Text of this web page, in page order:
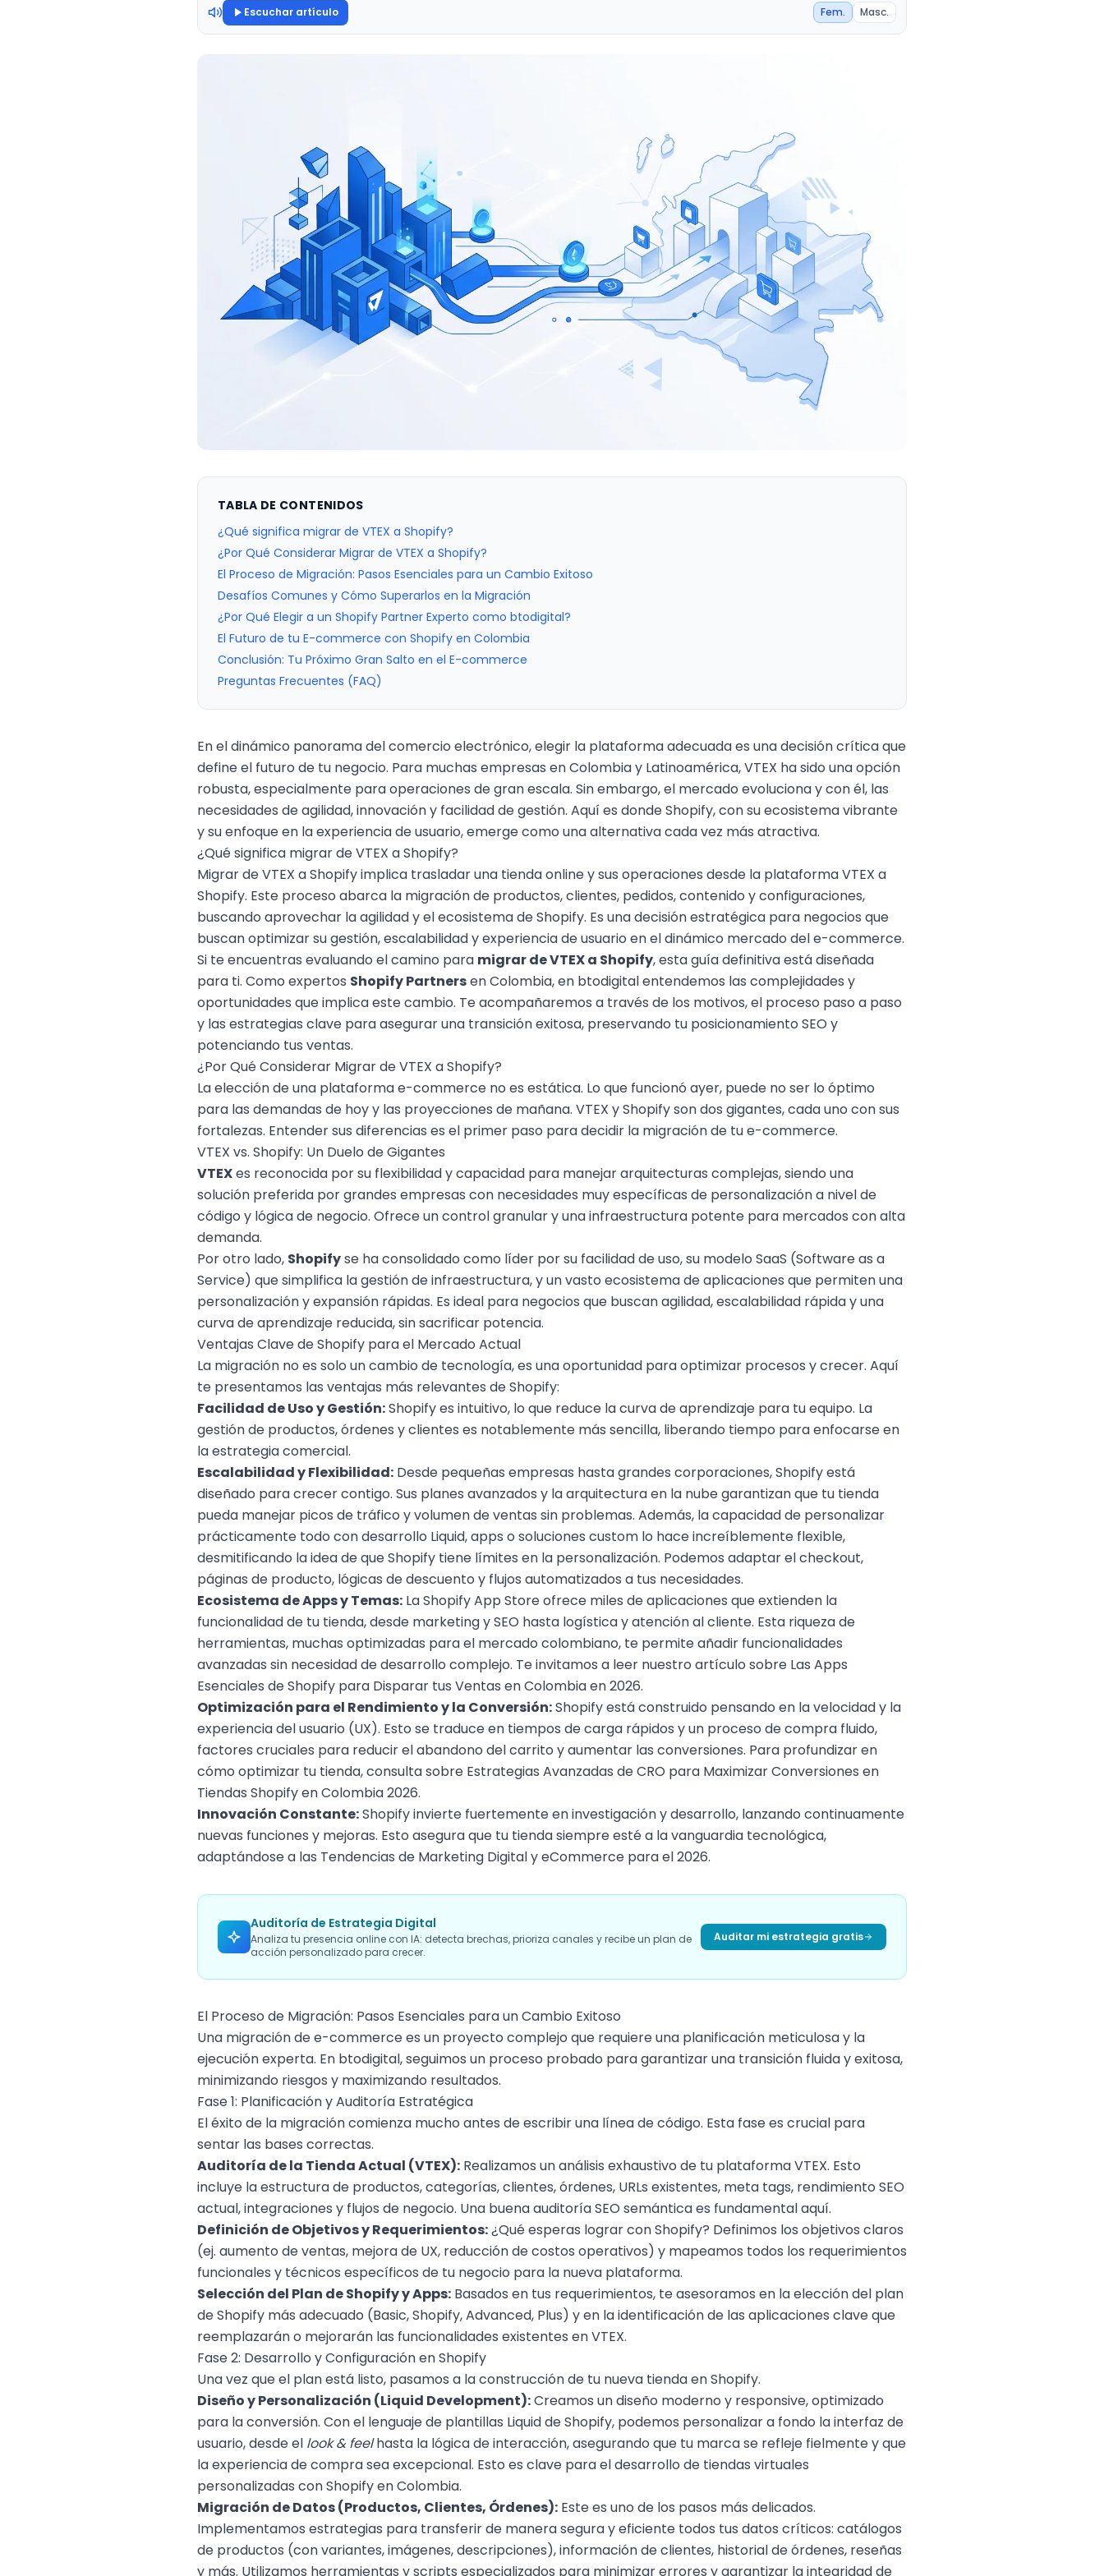
Branding & Diseño de
Atendio · Asistentes IA
Expertos certificados Google & Shopify Partners. Herramientas IA gratuitas
Escuchar artículo Fem. Masc.
TABLA DE CONTENIDOS
¿Qué significa migrar de VTEX a Shopify?
¿Por Qué Considerar Migrar de VTEX a Shopify?
El Proceso de Migración: Pasos Esenciales para un Cambio Exitoso
Desafíos Comunes y Cómo Superarlos en la Migración
¿Por Qué Elegir a un Shopify Partner Experto como btodigital?
El Futuro de tu E-commerce con Shopify en Colombia
Conclusión: Tu Próximo Gran Salto en el E-commerce
Preguntas Frecuentes (FAQ)
En el dinámico panorama delcomercio electrónico, elegir la plataforma adecuada es una decisión crítica que
define el futuro de tu negocio. Para muchas empresas en Colombia y Latinoamérica, VTEX ha sido una opción
robusta, especialmente para operaciones de gran escala. Sin embargo, el mercado evoluciona y con él, las
necesidades de agilidad, innovación y facilidad de gestión. Aquí es donde Shopify, con su ecosistema vibrante
y su enfoque en la experiencia de usuario, emerge como una alternativa cada vez más atractiva.
¿Qué significa migrar de VTEX a Shopify?
Migrar de VTEX a Shopify implica trasladar una tienda online y sus operaciones desde la plataforma VTEX a
Shopify. Este proceso abarca la migración de productos, clientes, pedidos, contenido y configuraciones,
buscando aprovechar la agilidad y el ecosistema de Shopify. Es una decisión estratégica para negocios que
buscan optimizar su gestión, escalabilidad y experiencia de usuario en el dinámico mercado del e-commerce.
Si te encuentras evaluando el camino para migrar de VTEX a Shopify, esta guía definitiva está diseñada
para ti. Como expertos Shopify Partnersen Colombia, en btodigital entendemos las complejidades y
oportunidades que implica este cambio. Te acompañaremos a través de los motivos, el proceso paso a paso
y las estrategias clave para asegurar una transición exitosa, preservando tu posicionamiento SEO y
potenciando tus ventas.
¿Por Qué Considerar Migrar de VTEX a Shopify?
La elección de una plataforma e-commerce no es estática. Lo que funcionó ayer, puede no ser lo óptimo
para las demandas de hoy y las proyecciones de mañana. VTEX y Shopify son dos gigantes, cada uno con sus
fortalezas. Entender sus diferencias es el primer paso para decidir la migración de tu e-commerce.
VTEX vs. Shopify: Un Duelo de Gigantes
VTEXes reconocida por su flexibilidad y capacidad para manejar arquitecturas complejas, siendo una
solución preferida por grandes empresas con necesidades muy específicas de personalización a nivel de
código y lógica de negocio. Ofrece un control granular y una infraestructura potente para mercados con alta
demanda.
Por otro lado, Shopifyse ha consolidado como líder por su facilidad de uso, su modelo SaaS (Software as a
Service) que simplifica la gestión de infraestructura, y un vasto ecosistema de aplicaciones que permiten una
personalización y expansión rápidas. Es ideal para negocios que buscan agilidad, escalabilidad rápida y una
curva de aprendizaje reducida, sin sacrificar potencia.
Ventajas Clave de Shopify para el Mercado Actual
La migración no es solo un cambio de tecnología, es una oportunidad para optimizar procesos y crecer. Aquí
te presentamos las ventajas más relevantes de Shopify:
Facilidad de Uso y Gestión:Shopify es intuitivo, lo que reduce la curva de aprendizaje para tu equipo. La
gestión de productos, órdenes y clientes es notablemente más sencilla, liberando tiempo para enfocarse en
la estrategia comercial.
Escalabilidad y Flexibilidad: Desde pequeñas empresas hasta grandes corporaciones, Shopify está
diseñado para crecer contigo. Sus planes avanzados y la arquitectura en la nube garantizan que tu tienda
pueda manejar picos de tráfico y volumen de ventas sin problemas. Además, la capacidad de personalizar
prácticamente todo con desarrollo Liquid, apps o soluciones custom lo hace increíblemente flexible,
desmitificando la idea de que Shopify tiene límites en la personalización. Podemos adaptar el checkout,
páginas de producto, lógicas de descuento y flujos automatizados a tus necesidades.
Ecosistema de Apps y Temas: La Shopify App Store ofrece miles de aplicaciones que extienden la
funcionalidad de tu tienda, desde marketing y SEO hasta logística y atención al cliente. Esta riqueza de
herramientas, muchas optimizadas para el mercado colombiano, te permite añadir funcionalidades
avanzadas sin necesidad de desarrollo complejo. Te invitamos a leer nuestro artículo sobre Las Apps
Esenciales de Shopify para Disparar tus Ventas en Colombia en 2026.
Optimización para el Rendimiento y la Conversión:Shopify está construido pensando en la velocidad y la
experiencia del usuario (UX). Esto se traduce en tiempos de carga rápidos y un proceso de compra fluido,
factores cruciales para reducir el abandono del carrito y aumentar las conversiones. Para profundizar en
cómo optimizar tu tienda, consulta sobre Estrategias Avanzadas de CRO para Maximizar Conversiones en
Tiendas Shopify en Colombia 2026.
Innovación Constante:Shopify invierte fuertemente en investigación y desarrollo, lanzando continuamente
nuevas funciones y mejoras. Esto asegura que tu tienda siempre esté a la vanguardia tecnológica,
adaptándose a las Tendencias de Marketing Digital y eCommerce para el 2026.
Auditoría de Estrategia Digital
Analiza tu presencia online con IA: detecta brechas, prioriza canales y recibe un plan de
acción personalizado para crecer.
Auditar mi estrategia gratis
El Proceso de Migración: Pasos Esenciales para un Cambio Exitoso
Una migración de e-commerce es un proyecto complejo que requiere una planificación meticulosa y la
ejecución experta. En btodigital, seguimos un proceso probado para garantizar una transición fluida y exitosa,
minimizando riesgos y maximizando resultados.
Fase 1: Planificación y Auditoría Estratégica
El éxito de la migración comienza mucho antes de escribir una línea de código. Esta fase es crucial para
sentar las bases correctas.
Auditoría de la Tienda Actual (VTEX): Realizamos un análisis exhaustivo de tu plataforma VTEX. Esto
incluye la estructura de productos, categorías, clientes, órdenes, URLs existentes, meta tags, rendimiento SEO
actual, integraciones y flujos de negocio. Una buenaauditoría SEO semánticaes fundamental aquí.
Definición de Objetivos y Requerimientos:¿Qué esperas lograr con Shopify? Definimos los objetivos claros
(ej. aumento de ventas, mejora de UX, reducción de costos operativos) y mapeamos todos los requerimientos
funcionales y técnicos específicos de tu negocio para la nueva plataforma.
Selección del Plan de Shopify y Apps: Basados en tus requerimientos, te asesoramos en la elección del plan
de Shopify más adecuado (Basic, Shopify, Advanced, Plus) y en la identificación de las aplicaciones clave que
reemplazarán o mejorarán las funcionalidades existentes en VTEX.
Fase 2: Desarrollo y Configuración en Shopify
Una vez que el plan está listo, pasamos a la construcción de tu nueva tienda en Shopify.
Diseño y Personalización (Liquid Development):Creamos un diseño moderno y responsive, optimizado
para la conversión. Con el lenguaje de plantillas Liquid de Shopify, podemos personalizar a fondo la interfaz de
usuario, desde el look & feelhasta la lógica de interacción, asegurando que tu marca se refleje fielmente y que
laexperiencia de comprasea excepcional. Esto es clave para eldesarrollo de tiendas virtuales
personalizadas con Shopify en Colombia.
Migración de Datos (Productos, Clientes, Órdenes): Este es uno de los pasos más delicados.
Implementamos estrategias para transferir de manera segura y eficiente todos tus datos críticos: catálogos
de productos (con variantes, imágenes, descripciones), información de clientes, historial de órdenes, reseñas
y más. Utilizamos herramientas y scripts especializados para minimizar errores y garantizar la integridad de